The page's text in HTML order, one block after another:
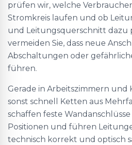
prüfen wir, welche
Stromkreis laufen und ob
und Leitungsquerschnitt dazu
vermeiden Sie, dass neue
Abschaltungen oder
führen.
Gerade in Arbeitszimmern und
sonst schnell Ketten aus
schaffen feste
Positionen und führen
technisch korrekt und optisch